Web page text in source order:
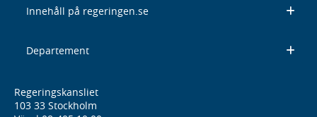
Innehåll på regeringen.se
Departement
Regeringskansliet
103 33 Stockholm